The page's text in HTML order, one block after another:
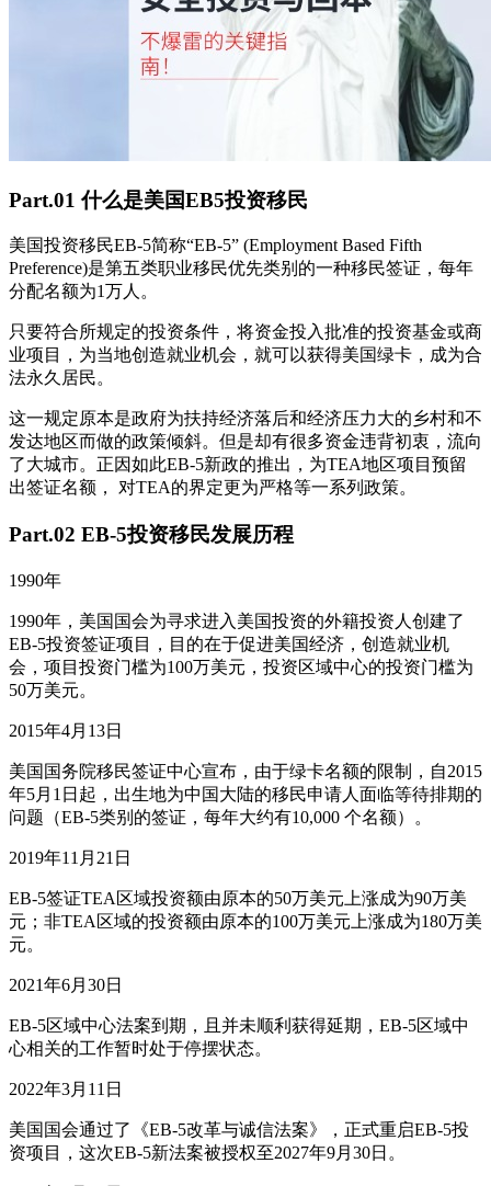
Part.01 什么是美国EB5投资移民
美国投资移民EB-5简称“EB-5” (Employment Based Fifth
Preference)是第五类职业移民优先类别的一种移民签证，每年
分配名额为1万人。
只要符合所规定的投资条件，将资金投入批准的投资基金或商
业项目，为当地创造就业机会，就可以获得美国绿卡，成为合
法永久居民。
这一规定原本是政府为扶持经济落后和经济压力大的乡村和不
发达地区而做的政策倾斜。但是却有很多资金违背初衷，流向
了大城市。正因如此EB-5新政的推出，为TEA地区项目预留
出签证名额， 对TEA的界定更为严格等一系列政策。
Part.02 EB-5投资移民发展历程
1990年
1990年，美国国会为寻求进入美国投资的外籍投资人创建了
EB-5投资签证项目，目的在于促进美国经济，创造就业机
会，项目投资门槛为100万美元，投资区域中心的投资门槛为
50万美元。
2015年4月13日
美国国务院移民签证中心宣布，由于绿卡名额的限制，自2015
年5月1日起，出生地为中国大陆的移民申请人面临等待排期的
问题（EB-5类别的签证，每年大约有10,000 个名额）。
2019年11月21日
EB-5签证TEA区域投资额由原本的50万美元上涨成为90万美
元；非TEA区域的投资额由原本的100万美元上涨成为180万美
元。
2021年6月30日
EB-5区域中心法案到期，且并未顺利获得延期，EB-5区域中
心相关的工作暂时处于停摆状态。
2022年3月11日
美国国会通过了《EB-5改革与诚信法案》，正式重启EB-5投
资项目，这次EB-5新法案被授权至2027年9月30日。